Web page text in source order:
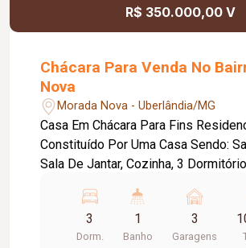
R$ 350.000,00 V
Chácara Para Venda No
Nova
Morada Nova - Uberlândia/MG
Casa Em Chácara Para Fins
Constituído Por Uma Casa Sendo:
Sala De Jantar, Cozinha, 3
Pode Ser Usada Para Cultivo De
Frutas Ou Outras Atividades
De Animais, Além Disso, Está
3
Dorm.
1
Banho
3
Garagens